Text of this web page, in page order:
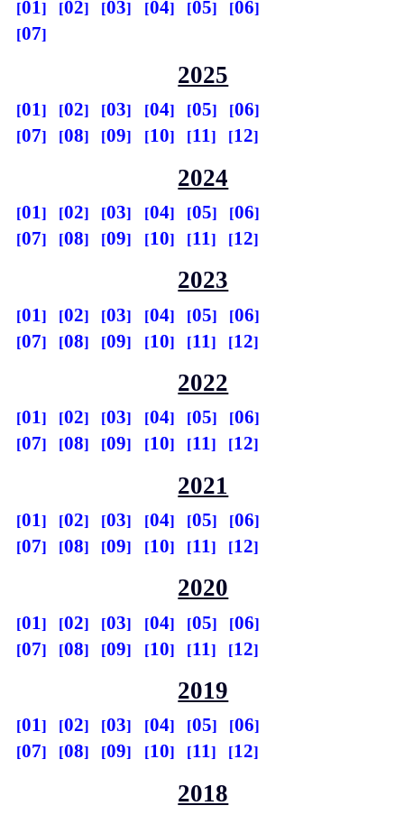
01 02 03 04 05
06
07
2025
01 02 03 04 05
06
07
08 09 10 11 12
2024
01 02 03 04 05
06
07
08 09 10 11 12
2023
01 02 03 04 05
06
07
08 09 10 11 12
2022
01 02 03 04 05
06
07
08 09 10 11 12
2021
01 02 03 04 05
06
07
08 09 10 11 12
2020
01 02 03 04 05
06
07
08 09 10 11 12
2019
01 02 03 04 05
06
07
08 09 10 11 12
2018